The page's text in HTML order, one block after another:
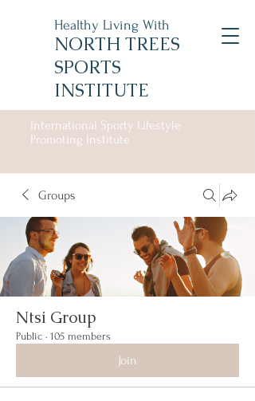
Healthy Living With
NORTH TREES
SPORTS
INSTITUTE
International Sporty Lifestyle
Promoting Institute
Groups
Ntsi Group
Public · 105 members
Join